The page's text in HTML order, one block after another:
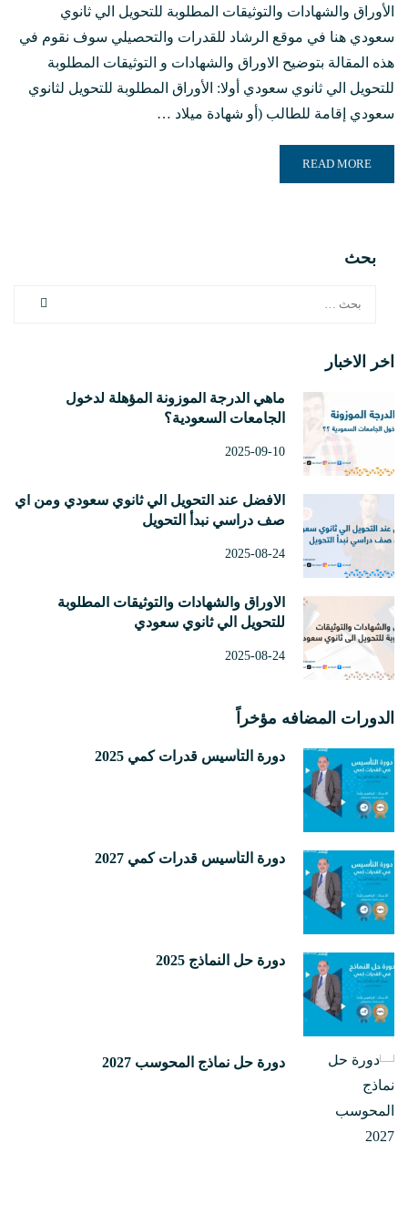
الأوراق والشهادات والتوثيقات المطلوبة للتحويل الي ثانوي
سعودي هنا في موقع الرشاد للقدرات والتحصيلي سوف نقوم في
هذه المقالة بتوضيح الاوراق والشهادات و التوثيقات المطلوبة
للتحويل الي ثانوي سعودي أولا: الأوراق المطلوبة للتحويل لثانوي
سعودي إقامة للطالب (أو شهادة ميلاد …
READ MORE ABOUT الأوراق والشهادات والتوثيقات المطلوبة للتحويل الي ثانوي سعودي
READ MORE
بحث
اخر الاخبار
ماهي الدرجة الموزونة المؤهلة لدخول
الجامعات السعودية؟
2025-09-10
الأفضل عند التحويل الي ثانوي سعودي ومن أي
صف دراسي نبدأ التحويل
2025-08-24
الأوراق والشهادات والتوثيقات المطلوبة
للتحويل الي ثانوي سعودي
2025-08-24
الدورات المضافه مؤخراً
دورة التأسيس قدرات كمي 2025
دورة التأسيس قدرات كمي 2027
دورة حل النماذج 2025
دورة حل نماذج المحوسب 2027